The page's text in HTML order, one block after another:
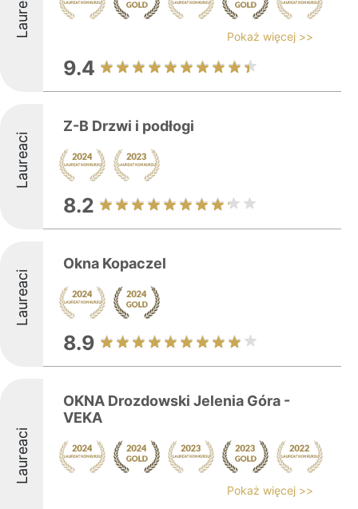
Pokaż więcej >>
9.4
Laureaci
Z-B Drzwi i podłogi
8.2
Laureaci
Okna Kopaczel
8.9
Laureaci
OKNA Drozdowski Jelenia Góra -
VEKA
Pokaż więcej >>